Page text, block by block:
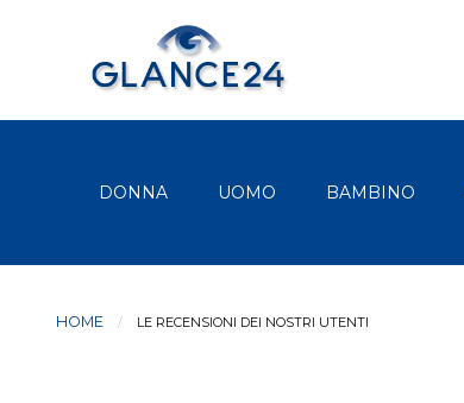
DONNA UOMO BAMBINO
HOME LE RECENSIONI DEI NOSTRI UTENTI